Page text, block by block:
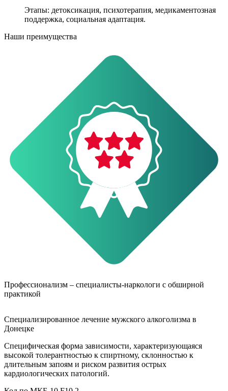
Этапы: детоксикация, психотерапия, медикаментозная
поддержка, социальная адаптация.
Наши преимущества
Профессионализм – специалисты-наркологи с обширной
практикой
Специализированное лечение мужского алкоголизма в
Донецке
Специфическая форма зависимости, характеризующаяся
высокой толерантностью к спиртному, склонностью к
длительным запоям и риском развития острых
кардиологических патологий.